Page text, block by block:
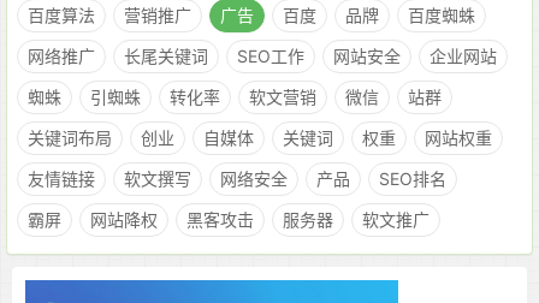
百度算法
营销推广 广告 百度 品牌
百度蜘蛛
网络推广
长尾关键词 SEO工作 网站安全
企业网站
蜘蛛
引蜘蛛 转化率 软文营销 微信
站群
关键词布局
创业 自媒体 关键词 权重
网站权重
友情链接
软文撰写 网络安全 产品
SEO排名
霸屏
网站降权 黑客攻击 服务器 软文推广